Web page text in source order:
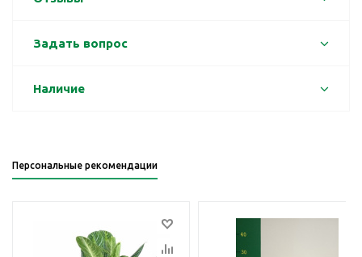
Задать вопрос
Наличие
Персональные рекомендации